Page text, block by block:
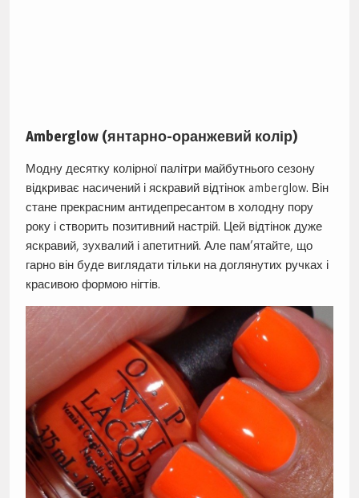
Amberglow (янтарно-оранжевий колір)
Модну десятку колірної палітри майбутнього сезону
відкриває насичений і яскравий відтінок amberglow. Він
стане прекрасним антидепресантом в холодну пору
року і створить позитивний настрій. Цей відтінок дуже
яскравий, зухвалий і апетитний. Але пам’ятайте, що
гарно він буде виглядати тільки на доглянутих ручках і
красивою формою нігтів.